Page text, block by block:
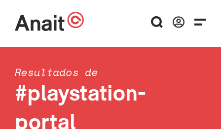
Resultados de
#playstation-
portal